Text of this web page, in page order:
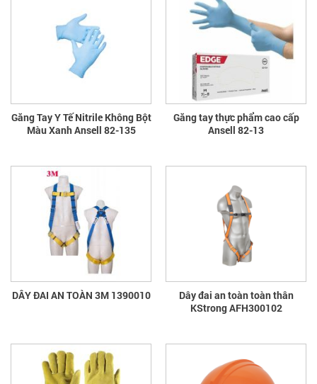
Găng Tay Y Tế Nitrile Không Bột
Màu Xanh Ansell 82-135
Găng tay thực phẩm cao cấp
Ansell 82-13
DÂY ĐAI AN TOÀN 3M 1390010
Dây đai an toàn toàn thân
KStrong AFH300102